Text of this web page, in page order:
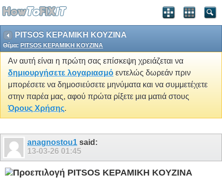
PITSOS ΚΕΡΑΜΙΚΗ KOYZINA
Θέμα: PITSOS ΚΕΡΑΜΙΚΗ KOYZINA
Αν αυτή είναι η πρώτη σας επίσκεψη χρειάζεται να
δημιουργήσετε λογαριασμό εντελώς δωρεάν πριν
μπορέσετε να δημοσιεύσετε μηνύματα και να συμμετέχετε
στην παρέα μας, αφού πρώτα ρίξετε μια ματιά στους
Όρους Χρήσης.
anagnostou1 said:
13-03-26 01:45
PITSOS ΚΕΡΑΜΙΚΗ KOYZINA